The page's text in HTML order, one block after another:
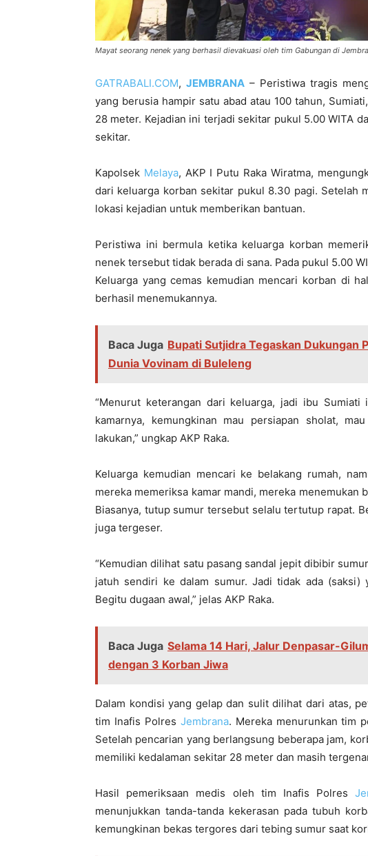
Mayat seorang nenek yang berhasil dievakuasi oleh tim Gabungan di
GATRABALI.COM, JEMBRANA – Peristiwa tragis
yang berusia hampir satu abad atau 100 tahun,
28 meter. Kejadian ini terjadi sekitar pukul 5.00 WITA
sekitar.
Kapolsek Melaya, AKP I Putu Raka Wiratma,
dari keluarga korban sekitar pukul 8.30 pagi. Setelah
lokasi kejadian untuk memberikan bantuan.
Peristiwa ini bermula ketika keluarga korban
nenek tersebut tidak berada di sana. Pada pukul 5.00
Keluarga yang cemas kemudian mencari korban di
berhasil menemukannya.
Baca Juga Bupati Sutjidra Tegaskan Dukungan
Dunia Vovinam di Buleleng
“Menurut keterangan dari keluarga, jadi ibu
kamarnya, kemungkinan mau persiapan sholat,
lakukan,” ungkap AKP Raka.
Keluarga kemudian mencari ke belakang rumah,
mereka memeriksa kamar mandi, mereka menemukan
Biasanya, tutup sumur tersebut selalu tertutup rapat.
juga tergeser.
“Kemudian dilihat satu pasang sandal jepit dibibir
jatuh sendiri ke dalam sumur. Jadi tidak ada (saksi)
Begitu dugaan awal,” jelas AKP Raka.
Baca Juga Selama 14 Hari, Jalur Denpasar-
dengan 3 Korban Jiwa
Dalam kondisi yang gelap dan sulit dilihat dari atas,
tim Inafis Polres Jembrana. Mereka menurunkan tim
Setelah pencarian yang berlangsung beberapa jam,
memiliki kedalaman sekitar 28 meter dan masih
Hasil pemeriksaan medis oleh tim Inafis Polres
menunjukkan tanda-tanda kekerasan pada tubuh
kemungkinan bekas tergores dari tebing sumur saat